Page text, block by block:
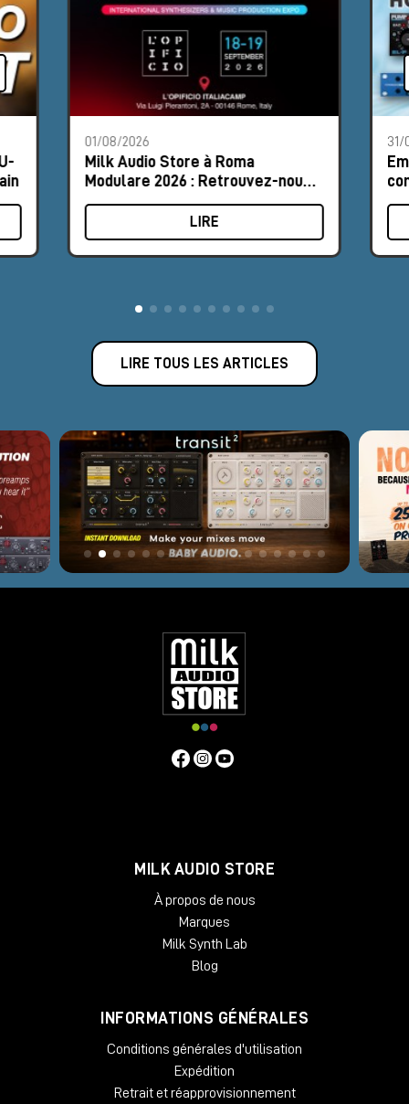
01/08/2026
Milk Audio Store à Roma
Modulare 2026 : Retrouvez-nous
au Stand n°8
LIRE
31/
LIRE TOUS LES ARTICLES
MILK AUDIO STORE
À propos de nous
Marques
Milk Synth Lab
Blog
INFORMATIONS GÉNÉRALES
Conditions générales d'utilisation
Expédition
Retrait et réapprovisionnement